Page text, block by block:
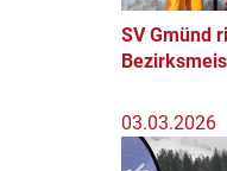
SV Gmünd
03.03.2026